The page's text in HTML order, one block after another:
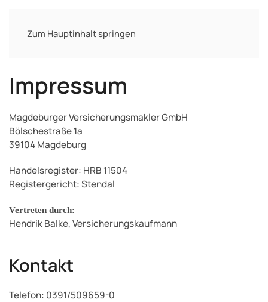
Zum Hauptinhalt springen
Impressum
Magdeburger Versicherungsmakler GmbH
Bölschestraße 1a
39104 Magdeburg
Handelsregister: HRB 11504
Registergericht: Stendal
Vertreten durch:
Hendrik Balke, Versicherungskaufmann
Kontakt
Telefon: 0391/509659-0